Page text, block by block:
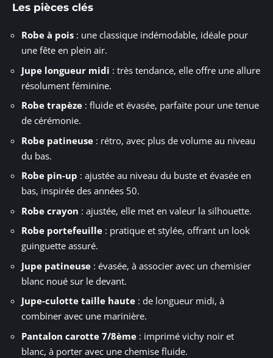
Les pièces clés
Robe à pois : une classique indémodable, idéale pour
une fête en plein air.
Jupe longueur midi : très tendance, elle offre une allure
résolument féminine.
Robe trapèze : fluide et évasée, parfaite pour une tenue
de cérémonie.
Robe patineuse : rétro, avec plus de volume au niveau
du bas.
Robe pin-up : ajustée au niveau du buste et évasée en
bas, inspirée des années 50.
Robe crayon : ajustée, elle met en valeur la silhouette.
Robe portefeuille : pratique et stylée, offrant un look
guinguette assuré.
Jupe patineuse : évasée, à associer avec un chemisier
blanc noué sur le devant.
Jupe-culotte taille haute : de longueur midi, à
combiner avec une marinière.
Pantalon carotte 7/8ème : imprimé vichy noir et
blanc, à porter avec une chemise fluide.